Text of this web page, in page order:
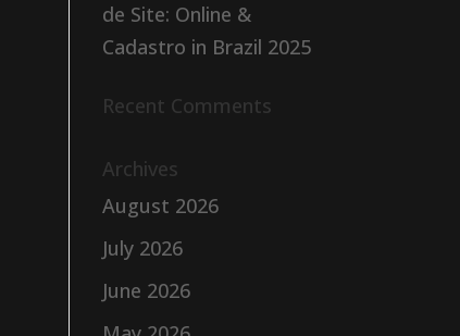
de Site: Online &
Cadastro in Brazil 2025
Recent Comments
Archives
August 2026
July 2026
June 2026